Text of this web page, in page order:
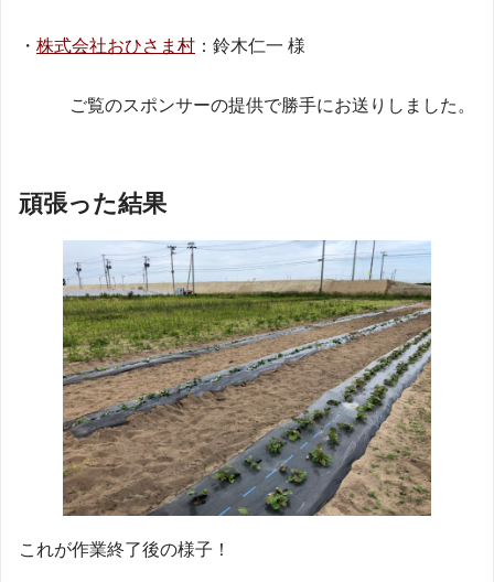
・ 株式会社おひさま村 ：鈴木仁一 様
ご覧のスポンサーの提供で勝手にお送りしました。
頑張った結果
これが作業終了後の様子！